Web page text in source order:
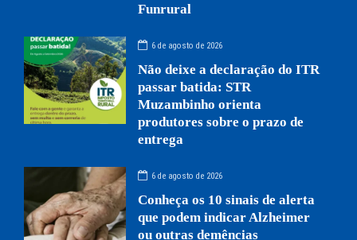
Funrural
6 de agosto de 2026
Não deixe a declaração do ITR
passar batida: STR
Muzambinho orienta
produtores sobre o prazo de
entrega
6 de agosto de 2026
Conheça os 10 sinais de alerta
que podem indicar Alzheimer
ou outras demências